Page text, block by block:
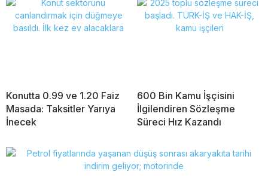
Konutta 0.99 ve 1.20 Faiz
Masada: Taksitler Yarıya
İnecek
600 Bin Kamu İşçisini
İlgilendiren Sözleşme
Süreci Hız Kazandı